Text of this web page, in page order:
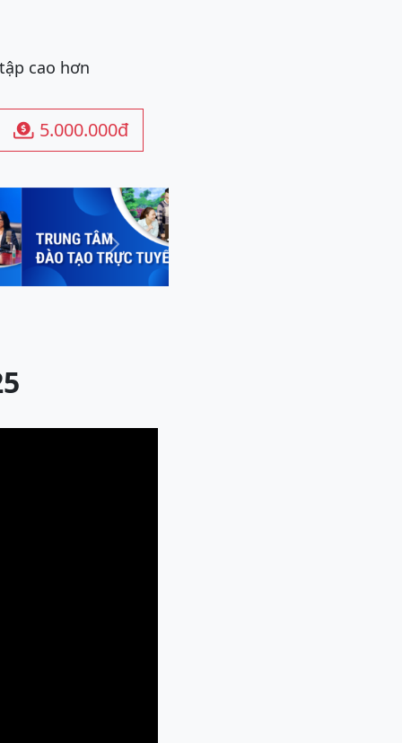
cao hơn
 5.000.000đ
Next